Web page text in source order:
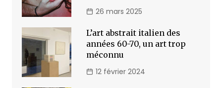
26 mars 2025
L’art abstrait italien des
années 60-70, un art trop
méconnu
12 février 2024